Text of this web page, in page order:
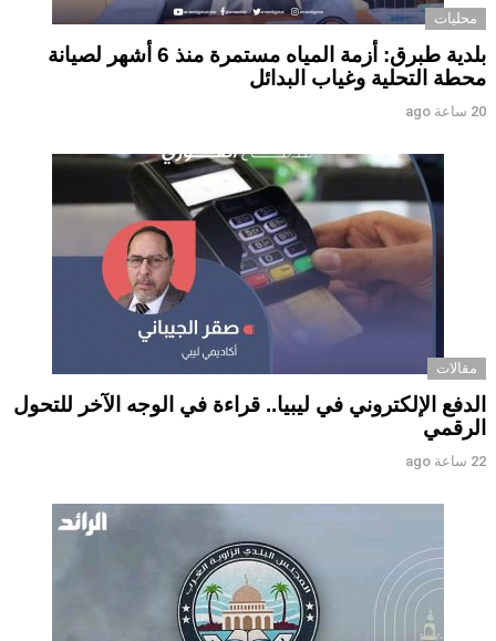
محليات
بلدية طبرق: أزمة المياه مستمرة منذ 6 أشهر لصيانة
محطة التحلية وغياب البدائل ‏ ‏
20 ساعة ago
مقالات
الدفع الإلكتروني في ليبيا.. قراءة في الوجه الآخر للتحول
الرقمي ‏
22 ساعة ago